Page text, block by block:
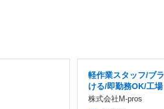
軽作業スタッフ/ブ
ける/即勤務OK/工場
株式会社M-pros